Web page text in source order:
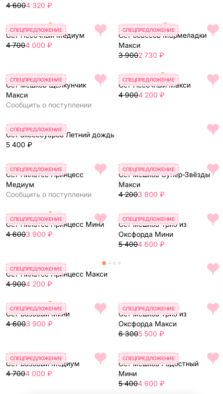
4 6004 320 ₽
Сет Песочный Медиум
4 7004 000 ₽
СПЕЦПРЕДЛОЖЕНИЕ
Сет обвесов Мармеладки
Макси
3 9002 730 ₽
СПЕЦПРЕДЛОЖЕНИЕ
Сет мешков Щелкунчик
Макси
Сообщить о поступлении
СПЕЦПРЕДЛОЖЕНИЕ
Сет Песочный Макси
4 9004 200 ₽
СПЕЦПРЕДЛОЖЕНИЕ
Сет аксессуаров Летний дождь
5 400 ₽
СПЕЦПРЕДЛОЖЕНИЕ
Сет Пилатес Принцесс
Медиум
Сообщить о поступлении
СПЕЦПРЕДЛОЖЕНИЕ
Сет мешков Супер-Звёзды
Макси
4 2003 800 ₽
СПЕЦПРЕДЛОЖЕНИЕ
Сет Пилатес Принцесс Мини
4 6003 900 ₽
СПЕЦПРЕДЛОЖЕНИЕ
Сет мешков Трио из
Оксфорда Мини
5 4004 600 ₽
СПЕЦПРЕДЛОЖЕНИЕ
Сет Пилатес Принцесс Макси
4 9004 200 ₽
СПЕЦПРЕДЛОЖЕНИЕ
Сет Базовый Мини
4 6003 900 ₽
СПЕЦПРЕДЛОЖЕНИЕ
Сет мешков Трио из
Оксфорда Макси
6 3005 500 ₽
СПЕЦПРЕДЛОЖЕНИЕ
Сет Базовый Медиум
4 7004 000 ₽
СПЕЦПРЕДЛОЖЕНИЕ
Сет мешков Радостный
Мини
5 4004 600 ₽
СПЕЦПРЕДЛОЖЕНИЕ